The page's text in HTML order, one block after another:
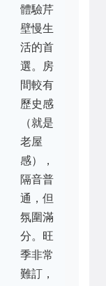
體驗芹
壁慢生
活的首
選。房
間較有
歷史感
（就是
老屋
感），
隔音普
通，但
氛圍滿
分。旺
季非常
難訂，